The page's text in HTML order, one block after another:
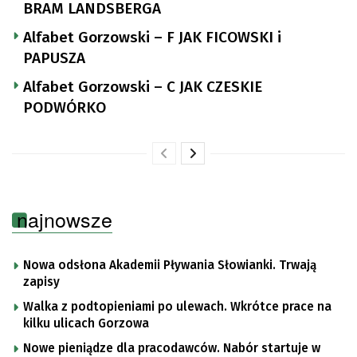
BRAM LANDSBERGA
Alfabet Gorzowski – F JAK FICOWSKI i
PAPUSZA
Alfabet Gorzowski – C JAK CZESKIE
PODWÓRKO
najnowsze
Nowa odsłona Akademii Pływania Słowianki. Trwają
zapisy
Walka z podtopieniami po ulewach. Wkrótce prace na
kilku ulicach Gorzowa
Nowe pieniądze dla pracodawców. Nabór startuje w